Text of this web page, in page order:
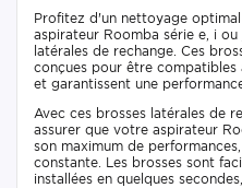
Profitez d'un nettoyage
aspirateur Roomba série e, i
latérales de rechange. Ces
conçues pour être compatibles
et garantissent une
Avec ces brosses latérales de
assurer que votre aspirateur
son maximum de
constante. Les brosses sont
installées en quelques secondes,